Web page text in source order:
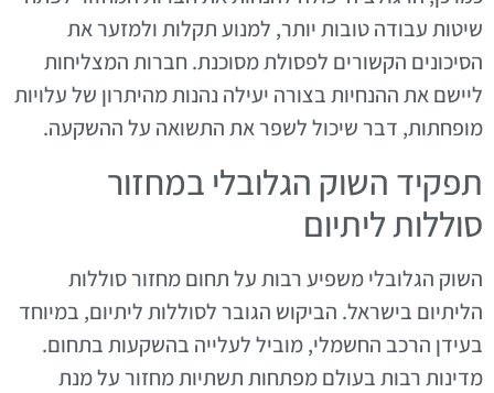
שיטות עבודה טובות יותר, למנוע תקלות ולמזער את
הסיכונים הקשורים לפסולת מסוכנת. חברות המצליחות
ליישם את ההנחיות בצורה יעילה נהנות מהיתרון של עלויות
מופחתות, דבר שיכול לשפר את התשואה על ההשקעה.
תפקיד השוק הגלובלי במחזור
סוללות ליתיום
השוק הגלובלי משפיע רבות על תחום מחזור סוללות
הליתיום בישראל. הביקוש הגובר לסוללות ליתיום, במיוחד
בעידן הרכב החשמלי, מוביל לעלייה בהשקעות בתחום.
מדינות רבות בעולם מפתחות תשתיות מחזור על מנת